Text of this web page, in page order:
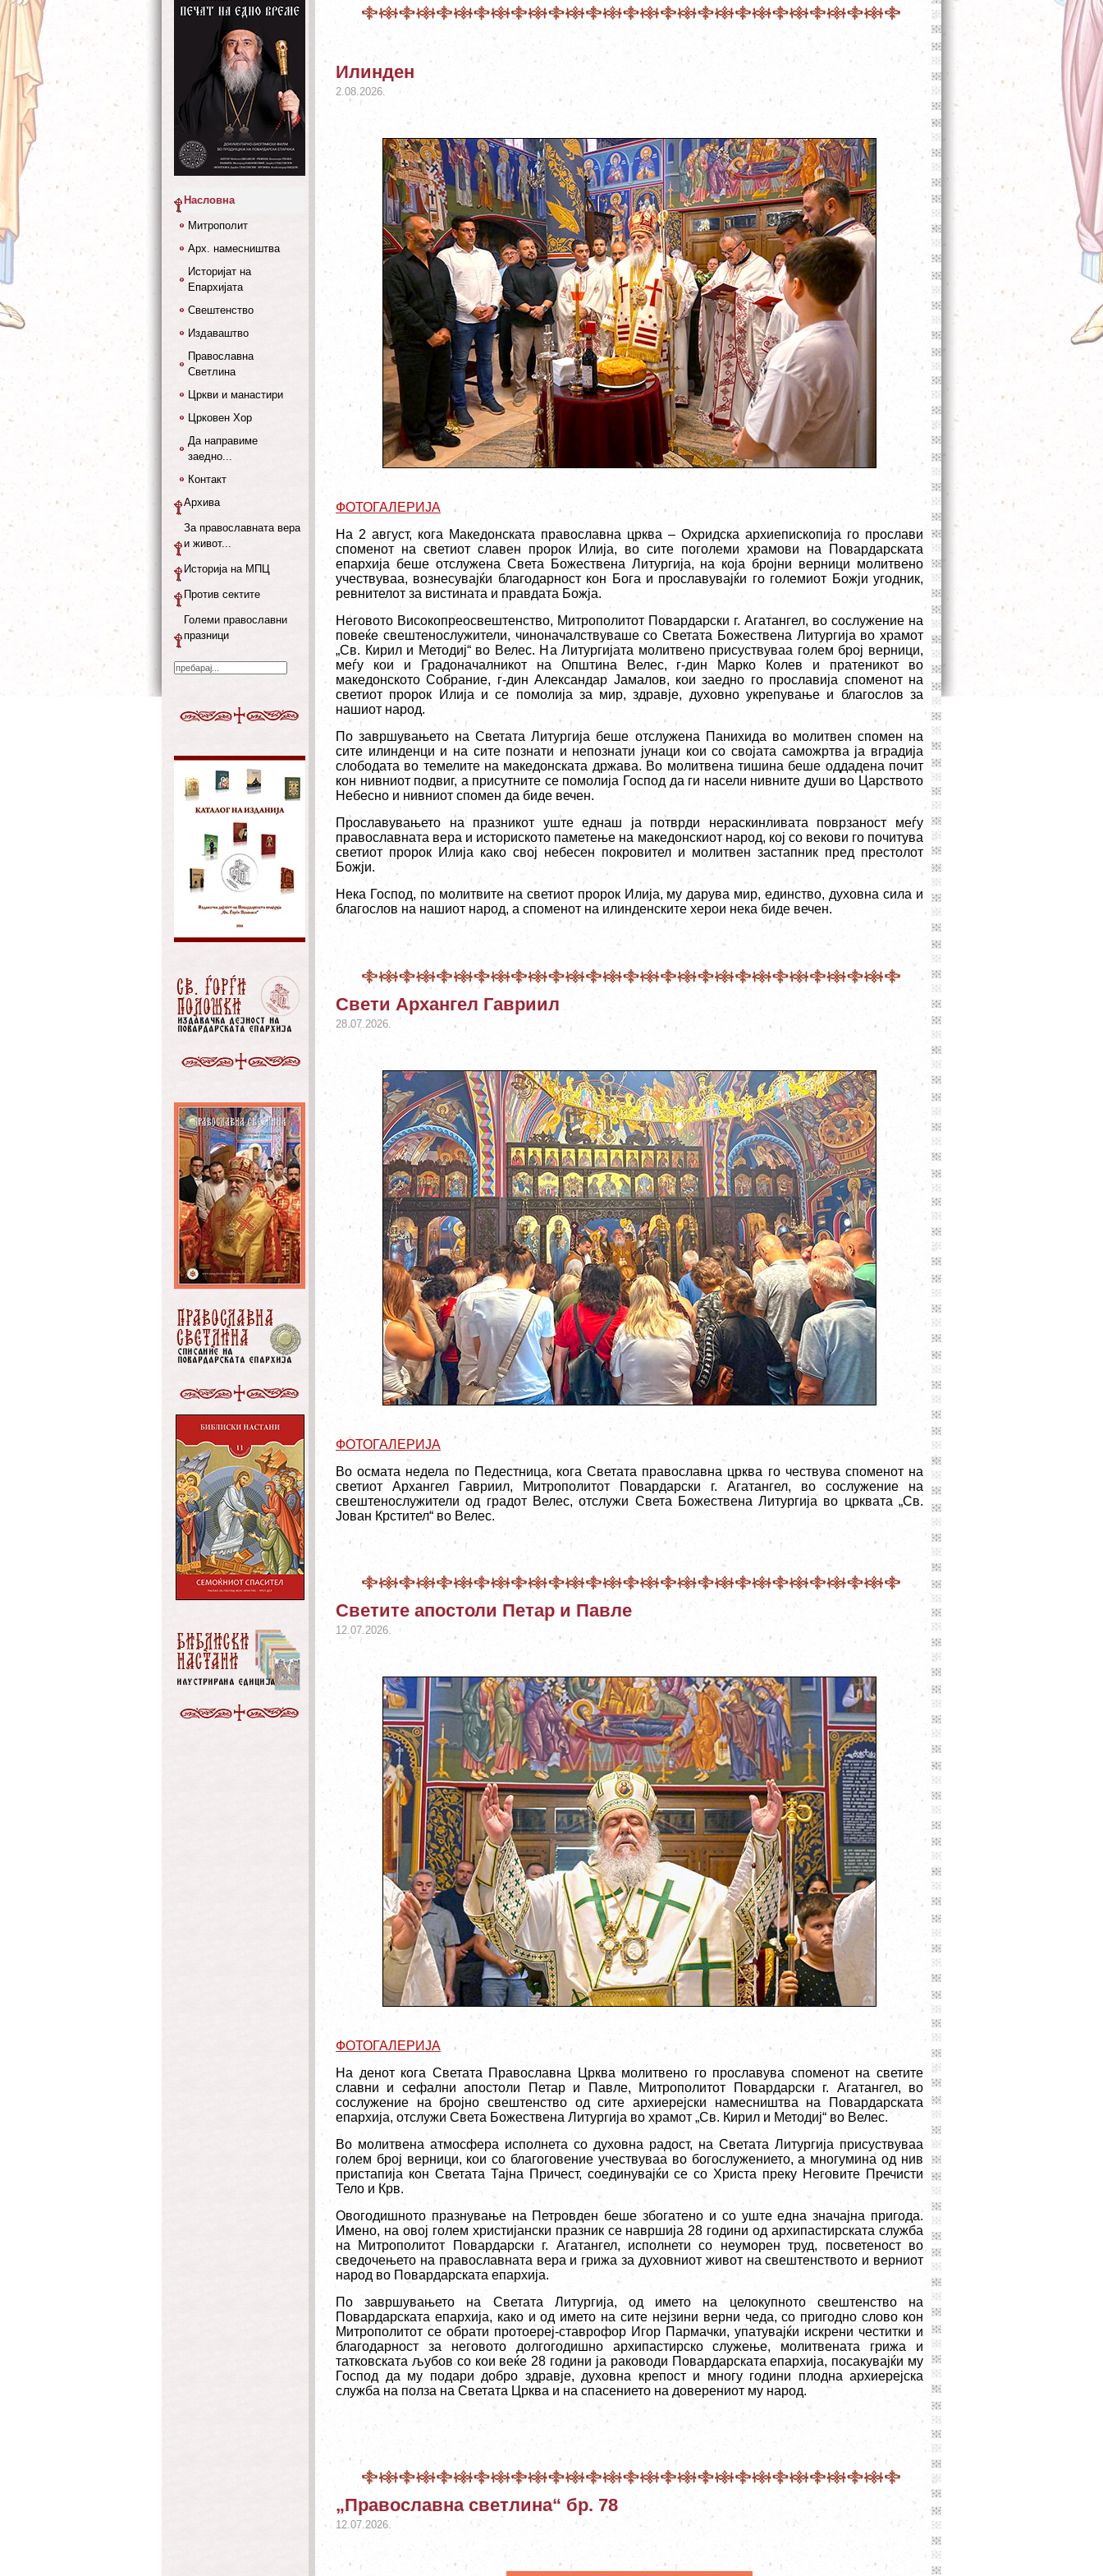
Илинден
2.08.2026.
ФОТОГАЛЕРИЈА
На 2 август, кога Македонската православна црква – Охридска архиепископија го прослави
споменот на светиот славен пророк Илија, во сите поголеми храмови на Повардарската
епархија беше отслужена Света Божествена Литургија, на која бројни верници молитвено
учествуваа, вознесувајќи благодарност кон Бога и прославувајќи го големиот Божји угодник,
ревнителот за вистината и правдата Божја.
Неговото Високопреосвештенство, Митрополитот Повардарски г. Агатангел, во сослужение на
повеќе свештенослужители, чиноначалствуваше со Светата Божествена Литургија во храмот
„Св. Кирил и Методиј“ во Велес. На Литургијата молитвено присуствуваа голем број верници,
меѓу кои и Градоначалникот на Општина Велес, г-дин Марко Колев и пратеникот во
македонското Собрание, г-дин Александар Јамалов, кои заедно го прославија споменот на
светиот пророк Илија и се помолија за мир, здравје, духовно укрепување и благослов за
нашиот народ.
По завршувањето на Светата Литургија беше отслужена Панихида во молитвен спомен на
сите илинденци и на сите познати и непознати јунаци кои со својата саможртва ја вградија
слободата во темелите на македонската држава. Во молитвена тишина беше оддадена почит
кон нивниот подвиг, а присутните се помолија Господ да ги насели нивните души во Царството
Небесно и нивниот спомен да биде вечен.
Прославувањето на празникот уште еднаш ја потврди нераскинливата поврзаност меѓу
православната вера и историското паметење на македонскиот народ, кој со векови го почитува
светиот пророк Илија како свој небесен покровител и молитвен застапник пред престолот
Божји.
Нека Господ, по молитвите на светиот пророк Илија, му дарува мир, единство, духовна сила и
благослов на нашиот народ, а споменот на илинденските херои нека биде вечен.
Свети Архангел Гавриил
28.07.2026.
ФОТОГАЛЕРИЈА
Во осмата недела по Педестница, кога Светата православна црква го чествува споменот на
светиот Архангел Гавриил, Митрополитот Повардарски г. Агатангел, во сослужение на
свештенослужители од градот Велес, отслужи Света Божествена Литургија во црквата „Св.
Јован Крстител“ во Велес.
Светите апостоли Петар и Павле
12.07.2026.
ФОТОГАЛЕРИЈА
На денот кога Светата Православна Црква молитвено го прославува споменот на светите
славни и сефални апостоли Петар и Павле, Митрополитот Повардарски г. Агатангел, во
сослужение на бројно свештенство од сите архиерејски намесништва на Повардарската
епархија, отслужи Света Божествена Литургија во храмот „Св. Кирил и Методиј“ во Велес.
Во молитвена атмосфера исполнета со духовна радост, на Светата Литургија присуствуваа
голем број верници, кои со благоговение учествуваа во богослужението, а многумина од нив
пристапија кон Светата Тајна Причест, соединувајќи се со Христа преку Неговите Пречисти
Тело и Крв.
Овогодишното празнување на Петровден беше збогатено и со уште една значајна пригода.
Имено, на овој голем христијански празник се навршија 28 години од архипастирската служба
на Митрополитот Повардарски г. Агатангел, исполнети со неуморен труд, посветеност во
сведочењето на православната вера и грижа за духовниот живот на свештенството и верниот
народ во Повардарската епархија.
По завршувањето на Светата Литургија, од името на целокупното свештенство на
Повардарската епархија, како и од името на сите нејзини верни чеда, со пригодно слово кон
Митрополитот се обрати протоереј-ставрофор Игор Пармачки, упатувајќи искрени честитки и
благодарност за неговото долгогодишно архипастирско служење, молитвената грижа и
татковската љубов со кои веќе 28 години ја раководи Повардарската епархија, посакувајќи му
Господ да му подари добро здравје, духовна крепост и многу години плодна архиерејска
служба на полза на Светата Црква и на спасението на доверениот му народ.
„Православна светлина“ бр. 78
12.07.2026.
Насловна
Митрополит
Арх. намесништва
Историјат на
Епархијата
Свештенство
Издаваштво
Православна
Светлина
Цркви и манастири
Црковен Хор
Да направиме
заедно...
Контакт
Архива
За православната вера
и живот...
Историја на МПЦ
Против сектите
Големи православни
празници